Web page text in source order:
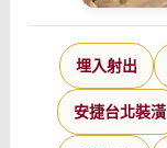
埋入射出
安捷台北裝潢